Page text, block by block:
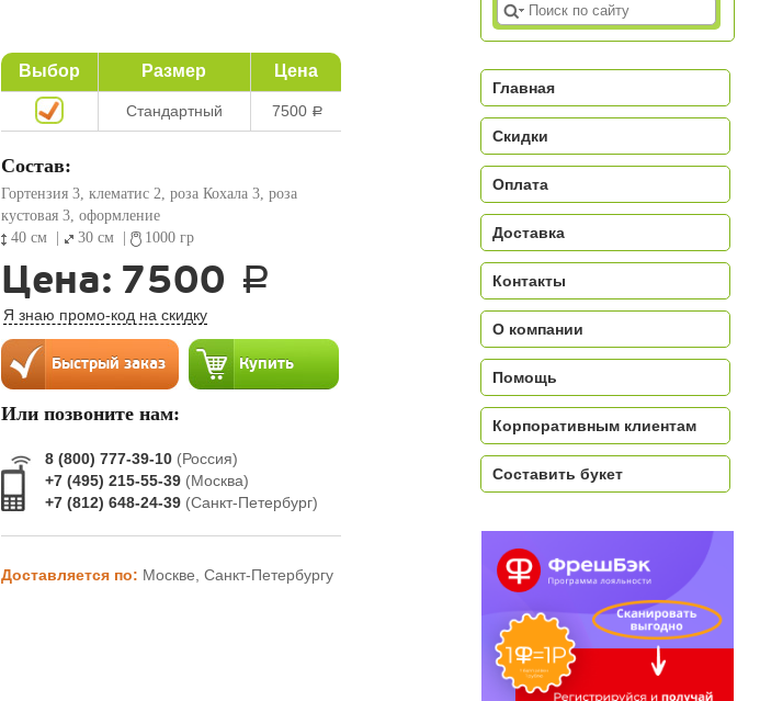
Выбор Размер Цена
Стандартный 7500 a
Состав:
Гортензия 3, клематис 2, роза Кохала 3, роза
кустовая 3, оформление
40 см
30 см 1000 гр
Цена: 7500 a
Я знаю промо-код на скидку
Или позвоните нам:
8 (800) 777-39-10 (Россия)
+7 (495) 215-55-39 (Москва)
+7 (812) 648-24-39 (Санкт-Петербург)
Доставляется по: Москве, Санкт-Петербургу
Главная
Скидки
Оплата
Доставка
Контакты
О компании
Помощь
Корпоративным клиентам
Составить букет